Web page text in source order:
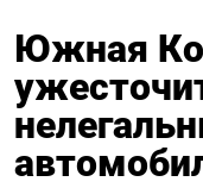
Южная